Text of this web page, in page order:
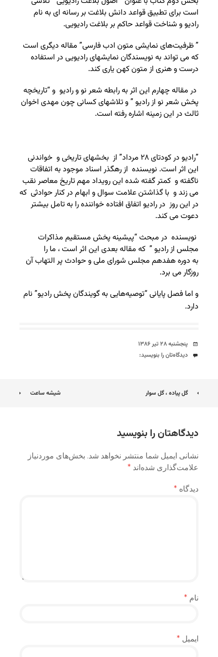
است برای تطبیق قواعد دانش بلاغت بر رسانه ای به نام
رادیو و شناخت قواعد حاکم بر بلاغت رادیویی.
” ظرفیت‌های‌ نمایشی‌ متون‌ ادب‌ فارسی‌” مقاله دیگری است
که می تواند به نویسندگان نمایشهای رادیویی در استفاده
درست و هنری از متون کهن یاری کند.
در مقاله چهارم این اثر به رابطه شعر نو و رادیو و “تاریخچه
پخش شعر نو از رادیو ” و تلاشهای کسانی چون مهدی اخوان
ثالث در این زمینه اشاره رفته است.
‌”رادیو در کودتای ۲۸ مرداد” از بخشهای تاریخی و خواندنی
این اثر است. نویسنده از رهگذر اسناد موجود به اتفاقات
ناگفته و کمتر گفته شده این رویداد مهم تاریخ معاصر نقب
می زند و با گذاشتن علامت سوال و ابهام در کنار حوادثی که
در این روز در رادیو اتفاق افتاده خواننده را به تامل بیشتر
دعوت می کند.
نویسنده در مبحث “پیشینه‌ پخش‌ مستقیم‌ مذاکرات‌
مجلس‌ از رادیو ” که مقاله بعدی این اثر است ، ما را
به دوره هفدهم مجلس شورای ملی و حوادث پر التهاب آن
روزگار می برد.
و اما فصل‌ پایانی‌‌ “توصیه‌هایی‌‌ به‌ گویندگان‌ پخش‌ رادیو” نام
دارد.
تاریخ
پنجشنبه ۲۸ تیر ۱۳۸۶
دیدگاه‌ها
دیدگاه‌تان را بنویسید:
ناوبری
گل پیاده ، گل سوار شیشه ساعت
دیدگاهتان را بنویسید
نشانی ایمیل شما منتشر نخواهد شد. بخش‌های موردنیاز
علامت‌گذاری شده‌اند *
دیدگاه *
نام *
ایمیل *